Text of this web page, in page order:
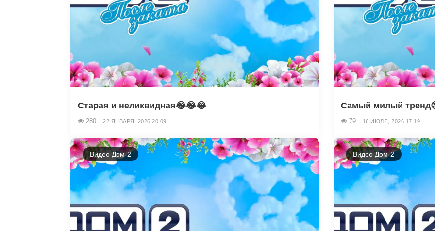
Старая и неликвидная😂😂😂
280 22 ЯНВАРЯ, 2026 20:09
Самый милый
79 16 ИЮЛЯ, 2026 17:19
Видео Дом-2 Видео Дом-2